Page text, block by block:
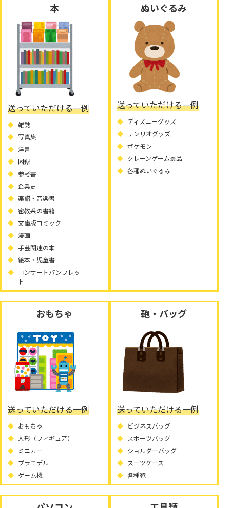
本
送っていただける一例
雑誌
写真集
洋書
図録
参考書
企業史
楽譜・音楽書
密教系の書籍
文庫版コミック
漫画
手芸関連の本
絵本・児童書
コンサートパンフレッ
ト
ぬいぐるみ
送っていただける一例
ディズニーグッズ
サンリオグッズ
ポケモン
クレーンゲーム景品
各種ぬいぐるみ
おもちゃ
送っていただける一例
おもちゃ
人形（フィギュア）
ミニカー
プラモデル
ゲーム機
鞄・バッグ
送っていただける一例
ビジネスバッグ
スポーツバッグ
ショルダーバッグ
スーツケース
各種鞄